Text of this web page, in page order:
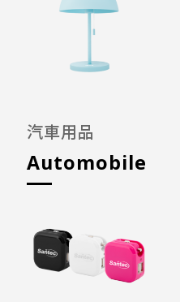
汽車用品
Automobile